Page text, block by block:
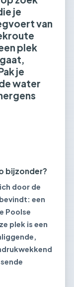
je
van
plek
je
water
bijzonder?
door de
een
Poolse
plek is een